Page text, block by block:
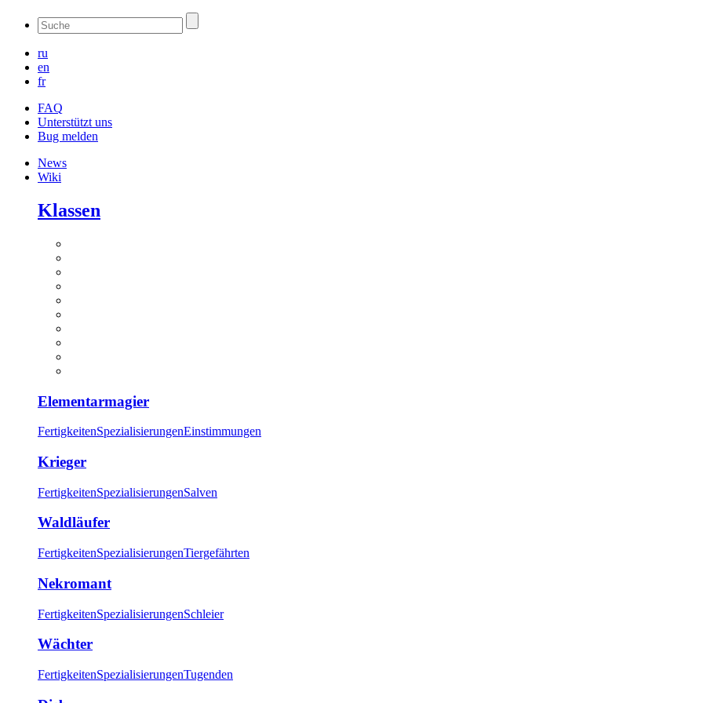
ru
en
fr
FAQ
Unterstützt uns
Bug melden
News
Wiki
Klassen
Elementarmagier
FertigkeitenSpezialisierungenEinstimmungen
Krieger
FertigkeitenSpezialisierungenSalven
Waldläufer
FertigkeitenSpezialisierungenTiergefährten
Nekromant
FertigkeitenSpezialisierungenSchleier
Wächter
FertigkeitenSpezialisierungenTugenden